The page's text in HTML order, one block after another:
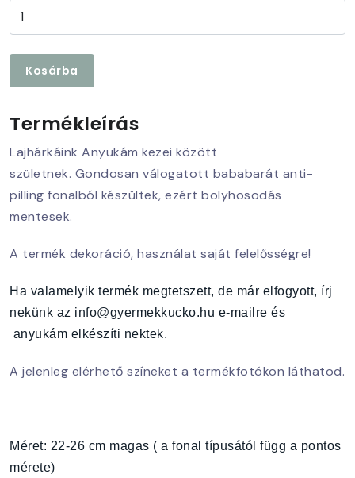
Kosárba
Termékleírás
Lajhárkáink Anyukám kezei között
születnek. Gondosan válogatott bababarát anti-
pilling fonalból készültek, ezért bolyhosodás
mentesek.
A termék dekoráció, használat saját felelősségre!
Ha valamelyik termék megtetszett, de már elfogyott, írj
nekünk az info@gyermekkucko.hu e-mailre és
anyukám elkészíti nektek.
A jelenleg elérhető színeket a termékfotókon láthatod.
Méret: 22-26 cm magas ( a fonal típusától függ a pontos
mérete)